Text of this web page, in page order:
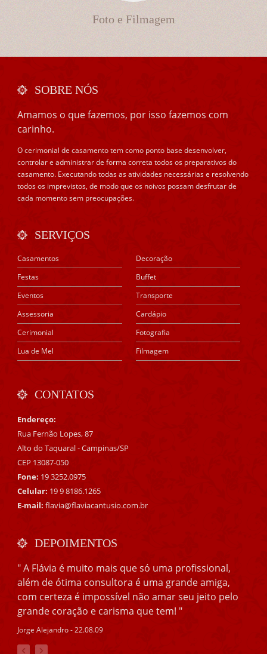
Foto e Filmagem
SOBRE NÓS
Amamos o que fazemos, por isso fazemos com
carinho.
O cerimonial de casamento tem como ponto base desenvolver,
controlar e administrar de forma correta todos os preparativos do
casamento. Executando todas as atividades necessárias e resolvendo
todos os imprevistos, de modo que os noivos possam desfrutar de
cada momento sem preocupações.
SERVIÇOS
Casamentos
Festas
Eventos
Assessoria
Cerimonial
Lua de Mel
Decoração
Buffet
Transporte
Cardápio
Fotografia
Filmagem
CONTATOS
Endereço:
Rua Fernão Lopes, 87
Alto do Taquaral - Campinas/SP
CEP 13087-050
Fone: 19 3252.0975
Celular: 19 9 8186.1265
E-mail: flavia@flaviacantusio.com.br
DEPOIMENTOS
" A Flávia é muito mais que só uma profissional,
além de ótima consultora é uma grande amiga,
com certeza é impossível não amar seu jeito pelo
grande coração e carisma que tem! "
Jorge Alejandro - 22.08.09